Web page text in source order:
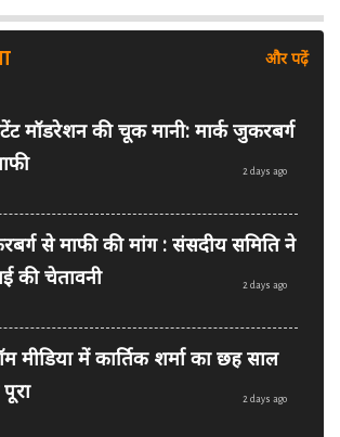
और पढ़ें
मॉडरेशन की चूक मानी: मार्क जुकरबर्ग
2 days ago
से माफी की मांग : संसदीय समिति ने
की चेतावनी
2 days ago
मीडिया में कार्तिक शर्मा का छह साल
2 days ago